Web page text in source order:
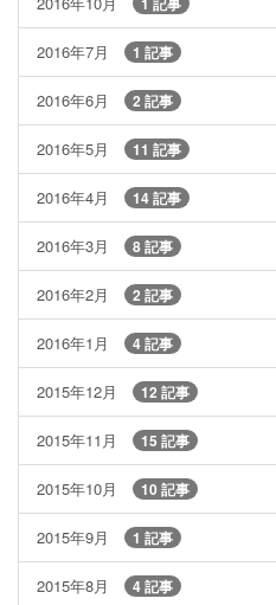
2016年7月 1 記事
2016年6月 2 記事
2016年5月 11 記事
2016年4月 14 記事
2016年3月 8 記事
2016年2月 2 記事
2016年1月 4 記事
2015年12月 12 記事
2015年11月 15 記事
2015年10月 10 記事
2015年9月 1 記事
2015年8月 4 記事